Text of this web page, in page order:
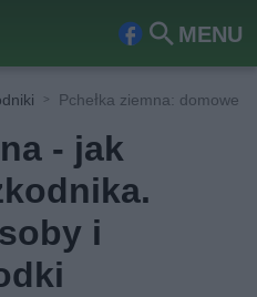
MENU
Fa
ook
Szu
Pchełka ziemna: domowe
- jak
i